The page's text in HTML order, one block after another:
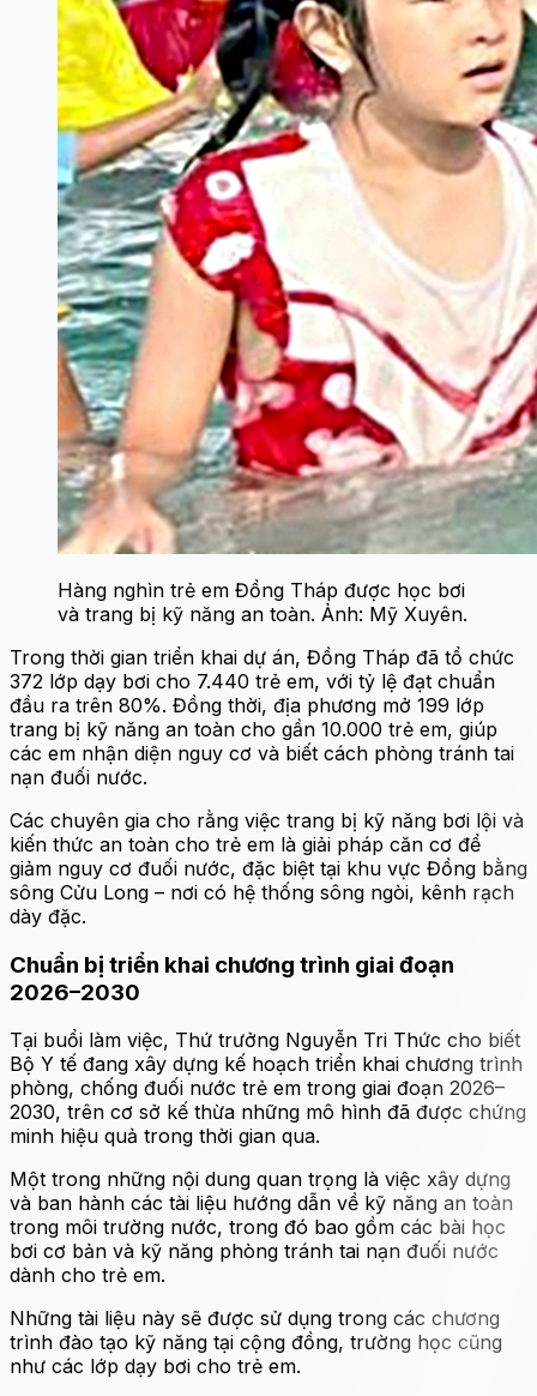
Hàng nghìn trẻ em Đồng Tháp được học bơi
và trang bị kỹ năng an toàn. Ảnh: Mỹ Xuyên.
Trong thời gian triển khai dự án, Đồng Tháp đã tổ chức
372 lớp dạy bơi cho 7.440 trẻ em, với tỷ lệ đạt chuẩn
đầu ra trên 80%. Đồng thời, địa phương mở 199 lớp
trang bị kỹ năng an toàn cho gần 10.000 trẻ em, giúp
các em nhận diện nguy cơ và biết cách phòng tránh tai
nạn đuối nước.
Các chuyên gia cho rằng việc trang bị kỹ năng bơi lội và
kiến thức an toàn cho trẻ em là giải pháp căn cơ để
giảm nguy cơ đuối nước, đặc biệt tại khu vực Đồng bằng
sông Cửu Long – nơi có hệ thống sông ngòi, kênh rạch
dày đặc.
Chuẩn bị triển khai chương trình giai đoạn
2026–2030
Tại buổi làm việc, Thứ trưởng Nguyễn Tri Thức cho biết
Bộ Y tế đang xây dựng kế hoạch triển khai chương trình
phòng, chống đuối nước trẻ em trong giai đoạn 2026–
2030, trên cơ sở kế thừa những mô hình đã được chứng
minh hiệu quả trong thời gian qua.
Một trong những nội dung quan trọng là việc xây dựng
và ban hành các tài liệu hướng dẫn về kỹ năng an toàn
trong môi trường nước, trong đó bao gồm các bài học
bơi cơ bản và kỹ năng phòng tránh tai nạn đuối nước
dành cho trẻ em.
Những tài liệu này sẽ được sử dụng trong các chương
trình đào tạo kỹ năng tại cộng đồng, trường học cũng
như các lớp dạy bơi cho trẻ em.